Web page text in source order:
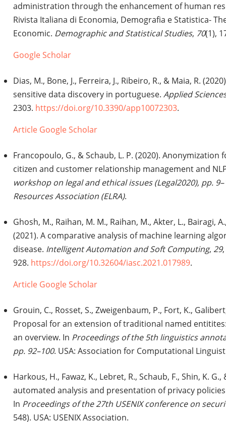
administration through the enhancement of human
Rivista Italiana di Economia, Demografia e Statistica-
Economic. Demographic and Statistical Studies, 70(1),
Google Scholar
Dias, M., Bone, J., Ferreira, J., Ribeiro, R., & Maia, R.
sensitive data discovery in portuguese. Applied
2303. https://doi.org/10.3390/app10072303.
Article Google Scholar
Francopoulo, G., & Schaub, L. P. (2020).
citizen and customer relationship management and
workshop on legal and ethical issues (Legal2020), pp.
Resources Association (ELRA).
Ghosh, M., Raihan, M. M., Raihan, M., Akter, L., Bairagi,
(2021). A comparative analysis of machine learning
disease. Intelligent Automation and Soft Computing, 29
928. https://doi.org/10.32604/iasc.2021.017989.
Article Google Scholar
Grouin, C., Rosset, S., Zweigenbaum, P., Fort, K.,
Proposal for an extension of traditional named
an overview. In Proceedings of the 5th linguistics
pp. 92–100. USA: Association for Computational
Harkous, H., Fawaz, K., Lebret, R., Schaub, F., Shin, K.
automated analysis and presentation of privacy
In Proceedings of the 27th USENIX conference on
548). USA: USENIX Association.